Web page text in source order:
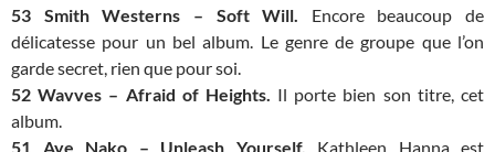
53 Smith Westerns – Soft Will. Encore beaucoup de
délicatesse pour un bel album. Le genre de groupe que l’on
garde secret, rien que pour soi.
52 Wavves – Afraid of Heights. Il porte bien son titre, cet
album.
51 Aye Nako – Unleash Yourself. Kathleen Hanna est